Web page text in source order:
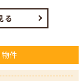
る
件